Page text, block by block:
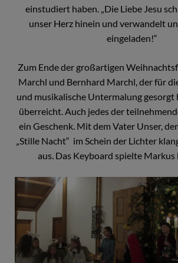
einstudiert haben. „Die Liebe Jesu
unser Herz hinein und verwandelt
eingeladen!“
Zum Ende der großartigen
Marchl und Bernhard Marchl, der für
und musikalische Untermalung gesorgt
überreicht. Auch jedes der
ein Geschenk. Mit dem Vater Unser,
„Stille Nacht“ im Schein der Lichter
aus. Das Keyboard spielte Markus